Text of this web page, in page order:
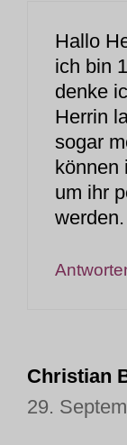
Hallo
ich bin
denke
Herrin
sogar
können
um ihr
werden.
Christian
29.